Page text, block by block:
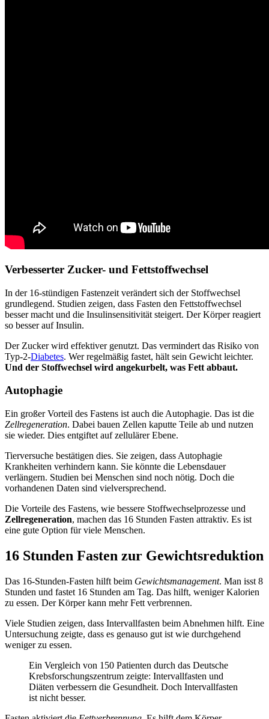
Verbesserter Zucker- und Fettstoffwechsel
In der 16-stündigen Fastenzeit verändert sich der Stoffwechsel
grundlegend. Studien zeigen, dass Fasten den Fettstoffwechsel
besser macht und die Insulinsensitivität steigert. Der Körper reagiert
so besser auf Insulin.
Der Zucker wird effektiver genutzt. Das vermindert das Risiko von
Typ-2-Diabetes. Wer regelmäßig fastet, hält sein Gewicht leichter.
Und der Stoffwechsel wird angekurbelt, was Fett abbaut.
Autophagie
Ein großer Vorteil des Fastens ist auch die Autophagie. Das ist die
Zellregeneration. Dabei bauen Zellen kaputte Teile ab und nutzen
sie wieder. Dies entgiftet auf zellulärer Ebene.
Tierversuche bestätigen dies. Sie zeigen, dass Autophagie
Krankheiten verhindern kann. Sie könnte die Lebensdauer
verlängern. Studien bei Menschen sind noch nötig. Doch die
vorhandenen Daten sind vielversprechend.
Die Vorteile des Fastens, wie bessere Stoffwechselprozesse und
Zellregeneration, machen das 16 Stunden Fasten attraktiv. Es ist
eine gute Option für viele Menschen.
16 Stunden Fasten zur Gewichtsreduktion
Das 16-Stunden-Fasten hilft beim Gewichtsmanagement. Man isst 8
Stunden und fastet 16 Stunden am Tag. Das hilft, weniger Kalorien
zu essen. Der Körper kann mehr Fett verbrennen.
Viele Studien zeigen, dass Intervallfasten beim Abnehmen hilft. Eine
Untersuchung zeigte, dass es genauso gut ist wie durchgehend
weniger zu essen.
Ein Vergleich von 150 Patienten durch das Deutsche
Krebsforschungszentrum zeigte: Intervallfasten und
Diäten verbessern die Gesundheit. Doch Intervallfasten
ist nicht besser.